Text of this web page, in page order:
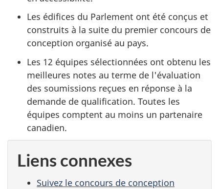
Les édifices du Parlement ont été conçus et
construits à la suite du premier concours de
conception organisé au pays.
Les 12 équipes sélectionnées ont obtenu les
meilleures notes au terme de l'évaluation
des soumissions reçues en réponse à la
demande de qualification. Toutes les
équipes comptent au moins un partenaire
canadien.
Liens connexes
Suivez le concours de conception